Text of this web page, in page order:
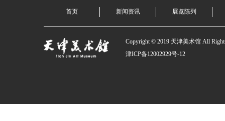
首页 新闻资讯 展览陈列
Copyright © 2019 天津美术馆 All
津ICP备12002929号-12